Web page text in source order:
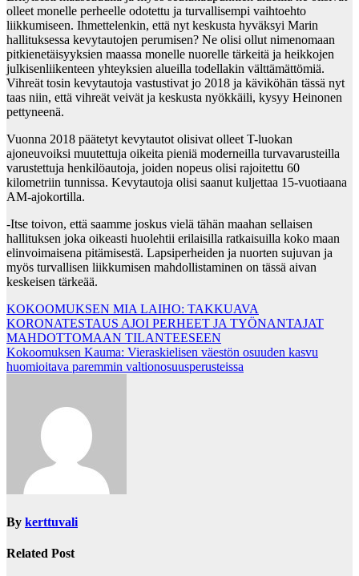
olleet monelle perheelle odotettu ja turvallisempi vaihtoehto
liikkumiseen. Ihmettelenkin, että nyt keskusta hyväksyi Marin
hallituksessa kevytautojen perumisen? Ne olisi ollut nimenomaan
pitkienetäisyyksien maassa monelle nuorelle tärkeitä ja heikkojen
julkisenliikenteen yhteyksien alueilla todellakin välttämättömiä.
Vihreät tosin kevytautoja vastustivat jo 2018 ja käviköhän tässä nyt
taas niin, että vihreät veivät ja keskusta nyökkäili, kysyy Heinonen
pettyneenä.
Vuonna 2018 päätetyt kevytautot olisivat olleet T-luokan
ajoneuvoiksi muutettuja oikeita pieniä moderneilla turvavarusteilla
varustettuja henkilöautoja, joiden nopeus olisi rajoitettu 60
kilometriin tunnissa. Kevytautoja olisi saanut kuljettaa 15-vuotiaana
AM-ajokortilla.
-Itse toivon, että saamme joskus vielä tähän maahan sellaisen
hallituksen joka oikeasti huolehtii erilaisilla ratkaisuilla koko maan
elinvoimaisena pitämisestä. Lapsiperheiden ja nuorten sujuvan ja
myös turvallisen liikkumisen mahdollistaminen on tässä aivan
keskeisen tärkeää.
Post
navigation
KOKOOMUKSEN MIA LAIHO: TAKKUAVA
KORONATESTAUS AJOI PERHEET JA TYÖNANTAJAT
MAHDOTTOMAAN TILANTEESEEN
Kokoomuksen Kauma: Vieraskielisen väestön osuuden kasvu
huomioitava paremmin valtionosuusperusteissa
By kerttuvali
Related Post